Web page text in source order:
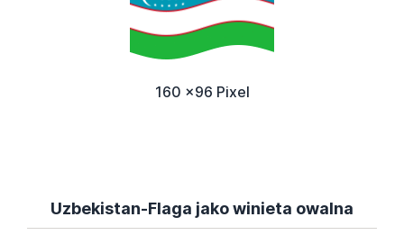
160 x96 Pixel
Uzbekistan-Flaga jako winieta owalna